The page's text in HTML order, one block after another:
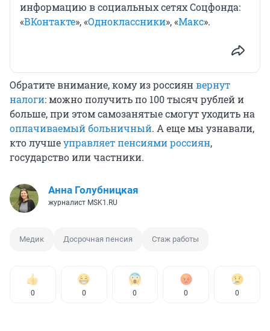
информацию в социальных сетях Соцфонда:
«ВКонтакте», «Одноклассники», «Макс».
Обратите внимание, кому из россиянвернут
налоги: можно получить по 100 тысяч рублей и
больше, при этом самозанятые смогут уходить на
оплачиваемый больничный. А еще мы узнавали,
кто лучшеуправляет пенсиями россиян,
государство или частники.
Анна Голубницкая
журналист MSK1.RU
Медик Досрочная пенсия Стаж работы
0 0 0 0 0